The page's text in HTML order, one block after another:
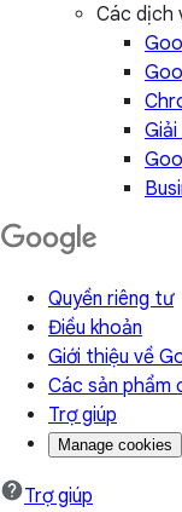
Các dịch
Quyền riêng tư
Điều khoản
Giới thiệu về
Các sản phẩm
Trợ giúp
Manage cookies
Trợ giúp